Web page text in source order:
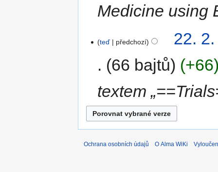
Medicine using
teď předchozí
22.
66 bajtů
+66
textem
Ochrana osobních údajů O Alma WiKi